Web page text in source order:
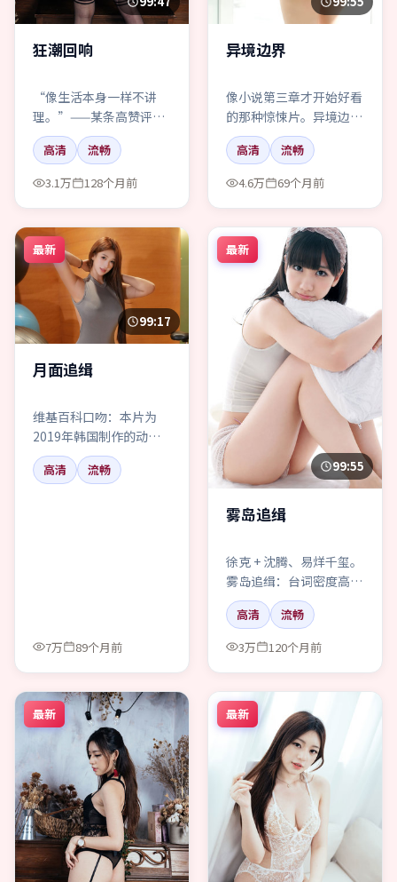
狂潮回响
“像生活本身一样不讲
理。”——某条高赞评
论。狂潮回响，惊悚，我
同意一半。
高清
流畅
3.1万
128个月前
异境边界
像小说第三章才开始好看
的那种惊悚片。异境边
界，前三十分钟请别玩手
机，拜托。
高清
流畅
4.6万
69个月前
最新
99:17
月面追缉
维基百科口吻：本片为
2019年韩国制作的动作
题材作品，由徐克执导，
主题涉及记忆与责任。
高清 流畅
7万 89个月前
最新
99:55
雾岛追缉
徐克 + 沈腾、易烊千玺。
雾岛追缉：台词密度高，
建议字幕开大一号；动作
迷会爽到。
高清
流畅
3万
120个月前
最新 最新